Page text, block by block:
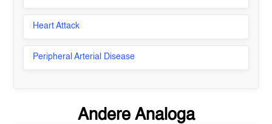
Heart Attack
Peripheral Arterial Disease
Andere Analoga